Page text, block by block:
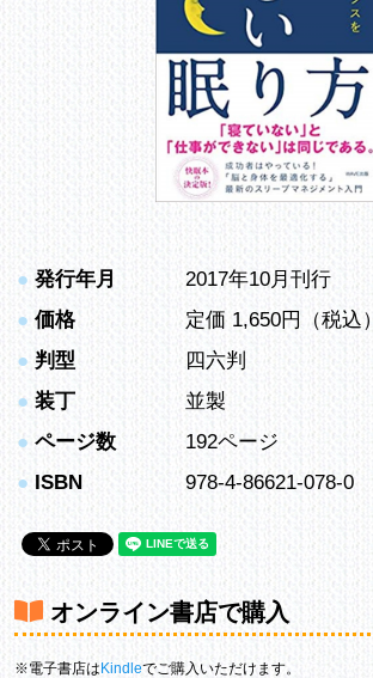
● 発行年月
2017年10月刊行
● 価格
定価 1,650円（税込）
● 判型
四六判
● 装丁
並製
● ページ数
192ページ
● ISBN 978-4-86621-078-0
オンライン書店で購入
※電子書店は Kindleでご購入いただけます。